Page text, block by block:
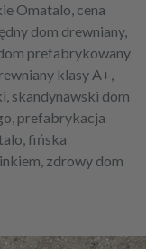
Omatalo, cena
dom drewniany,
prefabrykowany
klasy A+,
skandynawski dom
prefabrykacja
fińska
zdrowy dom